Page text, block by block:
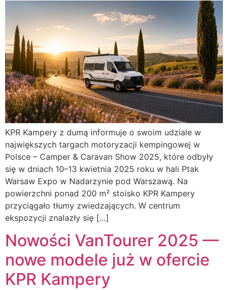
KPR Kampery z dumą informuje o swoim udziale w
największych targach motoryzacji kempingowej w
Polsce – Camper & Caravan Show 2025, które odbyły
się w dniach 10–13 kwietnia 2025 roku w hali Ptak
Warsaw Expo w Nadarzynie pod Warszawą. Na
powierzchni ponad 200 m² stoisko KPR Kampery
przyciągało tłumy zwiedzających. W centrum
ekspozycji znalazły się […]
Nowości VanTourer 2025 —
nowe modele już w ofercie
KPR Kampery